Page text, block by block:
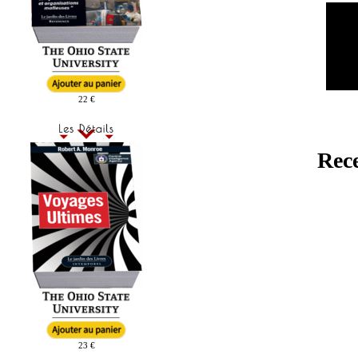
22 €
23 €